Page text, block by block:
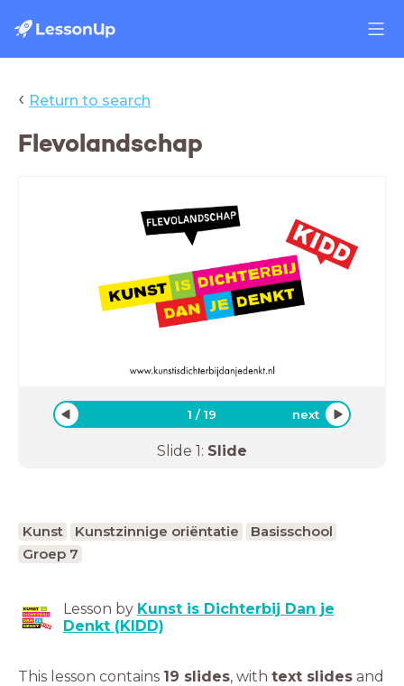
‹ Return to search
Flevolandschap
1 /19 next
Slide 1: Slide
Kunst Kunstzinnige oriëntatie
Basisschool
Groep 7
Lesson by Kunst is Dichterbij Dan je
Denkt (KIDD)
This lesson contains 19 slides, with text slides and